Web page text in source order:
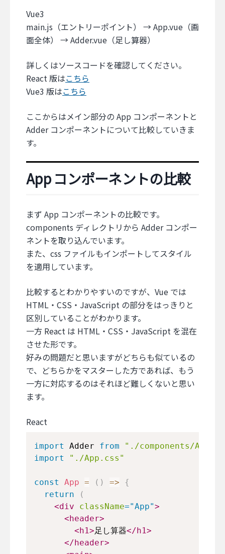
Vue3
main.js（エントリーポイント） → App.vue（画
面全体） → Adder.vue（足し算器）
詳しくはソースコードを確認してください。
React 版はこちら
Vue3 版はこちら
ここからはメイン部分の App コンポーネントと
Adder コンポーネントについて比較していきま
す。
App コンポーネントの比較
まず App コンポーネントの比較です。
components ディレクトリから Adder コンポー
ネントを取り込んでいます。
また、css ファイルもインポートしてスタイル
を適用しています。
比較するとわかりやすいのですが、Vue では
HTML・CSS・JavaScript の部分をはっきりと
区別していることがわかります。
一方 React は HTML・CSS・JavaScript を混在
させた形です。
好みの問題だと思いますがどちらも似ているの
で、どちらかをマスターした方であれば、もう
一方に対応するのはそれほど難しくないと思い
ます。
React
import Adder from
"./components/Adder"
import
"./App.css"
const App = ( ) =>
{
return
(
<div className="App">
< header>
< h1>足し算器</ h1>
</ header>